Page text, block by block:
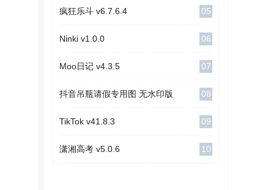
疯狂乐斗 v6.7.6.4 05
Ninki v1.0.0 06
Moo日记 v4.3.5 07
抖音吊瓶请假专用图 无水印版 08
TikTok v41.8.3 09
潇湘高考 v5.0.6 10